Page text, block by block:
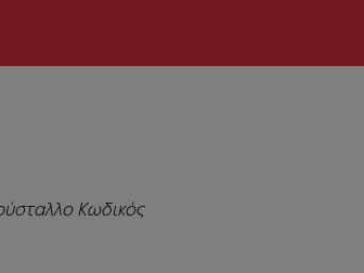
Κωδικός